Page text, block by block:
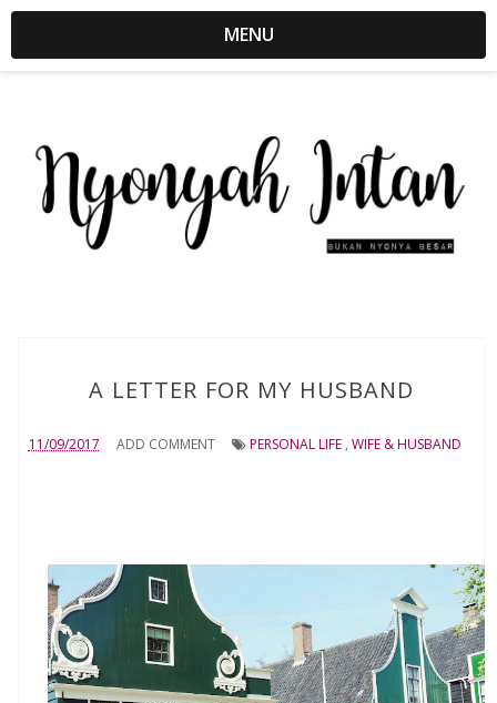
MENU
A LETTER FOR MY HUSBAND
11/09/2017 ADD COMMENT PERSONAL LIFE, WIFE & HUSBAND